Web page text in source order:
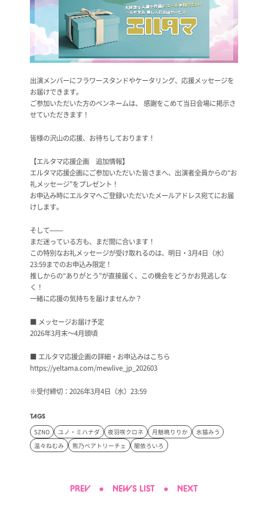
出演メンバーにフラワースタンドやケータリング、応援メッセージを
お届けできます。
ご参加いただいた方のペンネームは、 感謝をこめて当日会場に掲示さ
せていただきます！
皆様の沢山の応援、お待ちしております！
【エルタマ応援企画 追加情報】
エルタマ応援企画にご参加いただいた皆さまへ、出演者全員からの“お
礼メッセージ”をプレゼント！
お申込み時にエルタマへご登録いただいたメールアドレス宛てにお届
けします。
そして——
まだ迷っている方も、まだ間に合います！
この特別なお礼メッセージが受け取れるのは、明日・3月4日（水）
23:59までのお申込み限定！
推しからの“ありがとう”が直接届く、この機会をどうかお見逃しな
く！
一緒に応援の気持ちを届けませんか？
■ メッセージお届け予定
2026年3月末～4月頭頃
■ エルタマ応援企画の詳細・お申込みはこちら
https://yeltama.com/mewlive_jp_202603
※受付締切：2026年3月4日（水）23:59
TAGS
SZNO
ユノ・ミハナダ 夜羽咲クロネ 月魅暁りりか
氷猫みう
温々ねむみ
熊乃ベアトリーチェ 闇依ろいろ
PREV ● NEWS LIST ● NEXT